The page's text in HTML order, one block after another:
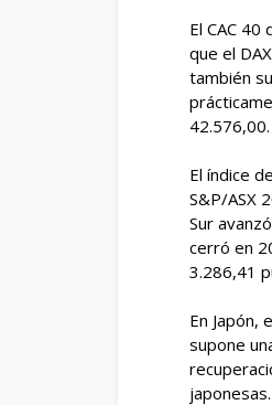
El CAC
que el
también
El índice
S&P/ASX
Sur
cerró en
3.286,41
En Japón,
supone